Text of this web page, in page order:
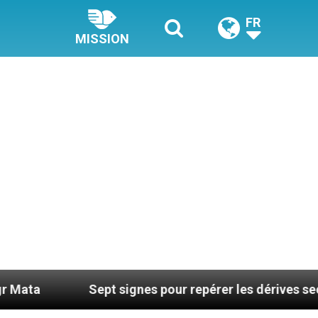
MISSION
FR
Sept signes pour repérer les dérives sectaires du